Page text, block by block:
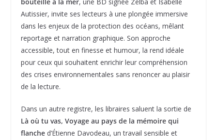
Autissier, invite ses lecteurs à une plongée immersive
dans les enjeux de la protection des océans, mêlant
reportage et narration graphique. Son approche
accessible, tout en finesse et humour, la rend idéale
pour ceux qui souhaitent enrichir leur compréhension
des crises environnementales sans renoncer au plaisir
de la lecture.
Dans un autre registre, les libraires saluent la sortie de
Là où tu vas, Voyage au pays de la mémoire qui
flanched’Étienne Davodeau, un travail sensible et